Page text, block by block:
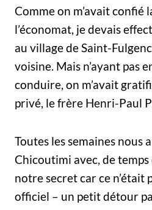
Comme on m’avait confié
l’économat, je devais
au village de Saint-
voisine. Mais n’ayant pas
conduire, on m’avait
privé, le frère Henri-Paul
Toutes les semaines nous
Chicoutimi avec, de temps
notre secret car ce n’était
officiel – un petit détour